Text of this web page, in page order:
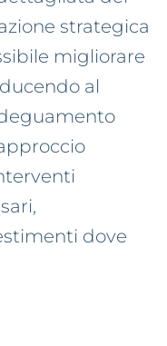
strategica
migliorare
al
dove